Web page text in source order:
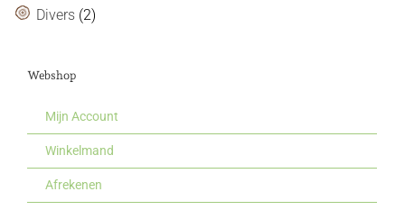
Divers (2)
Webshop
Mijn Account
Winkelmand
Afrekenen